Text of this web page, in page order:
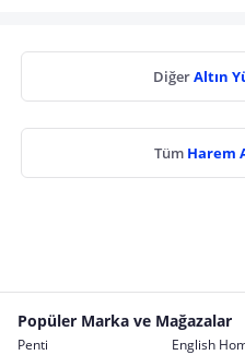
DiğerAltın
Tüm Harem
Popüler Marka ve Mağazalar
Penti English